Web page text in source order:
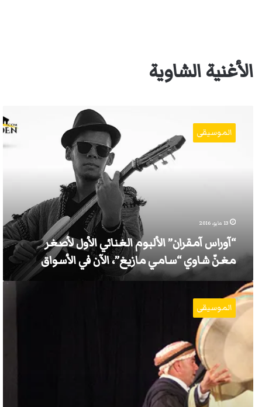
الأغنية الشاوية
آمقران”
الألبوم
مازيغ”،
الأسواق
الموسيقى
13 مايو، 2016
“آوراس آمقران” الألبوم الغنائي الأول لأصغر
مغنّ شاوي “سامي مازيغ”، الآن في الأسواق
“قدور
آيابوسي”
عملاق
الـ”دّْمام”
الموسيقى